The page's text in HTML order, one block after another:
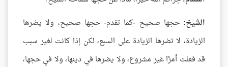
الشيخ: حجها صحيح -كما تقدم- حجها صحيح، ولا يضرها
الزيادة، لا تضرها الزيادة على السبع، لكن إذا كانت لغير سبب
قد فعلت أمرًا غير مشروع، ولا يضرها في دينها، ولا في حجها،